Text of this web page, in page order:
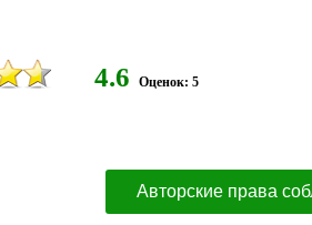
4.6 Оценок: 5
Авторские права